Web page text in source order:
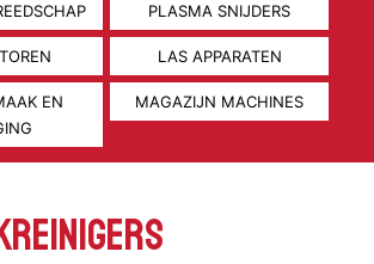
PLASMA SNIJDERS
LAS APPARATEN
EN
MAGAZIJN MACHINES